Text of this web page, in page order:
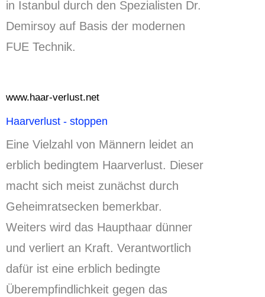
in Istanbul durch den Spezialisten Dr.
Demirsoy auf Basis der modernen
FUE Technik.
www.haar-verlust.net
Haarverlust - stoppen
Eine Vielzahl von Männern leidet an
erblich bedingtem Haarverlust. Dieser
macht sich meist zunächst durch
Geheimratsecken bemerkbar.
Weiters wird das Haupthaar dünner
und verliert an Kraft. Verantwortlich
dafür ist eine erblich bedingte
Überempfindlichkeit gegen das